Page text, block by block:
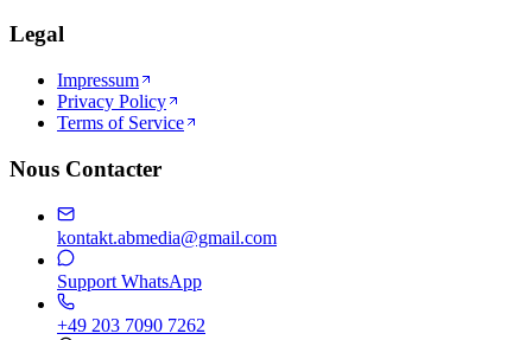
Legal
Impressum
Privacy Policy
Terms of Service
Nous Contacter
kontakt.abmedia@gmail.com
Support WhatsApp
+49 203 7090 7262